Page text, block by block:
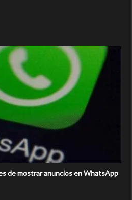
de mostrar anuncios en WhatsApp